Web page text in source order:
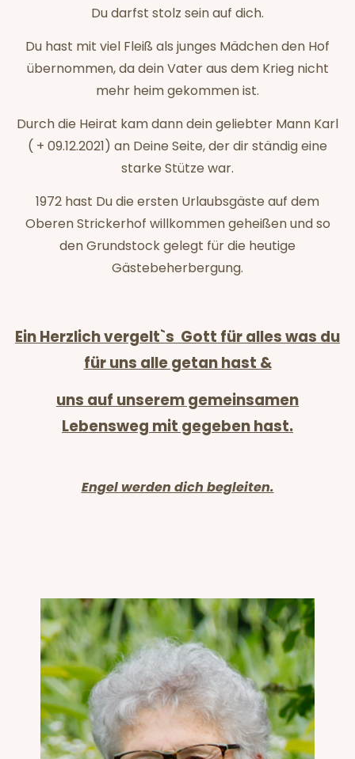
Du darfst stolz sein auf dich.
Du hast mit viel Fleiß als junges Mädchen den Hof
übernommen, da dein Vater aus dem Krieg nicht
mehr heim gekommen ist.
Durch die Heirat kam dann dein geliebter Mann Karl
( + 09.12.2021) an Deine Seite, der dir ständig eine
starke Stütze war.
1972 hast Du die ersten Urlaubsgäste auf dem
Oberen Strickerhof willkommen geheißen und so
den Grundstock gelegt für die heutige
Gästebeherbergung.
Ein Herzlich vergelt`s Gott für alles was du
für uns alle getan hast &
uns auf unserem gemeinsamen
Lebensweg mit gegeben hast.
Engel werden dich begleiten.